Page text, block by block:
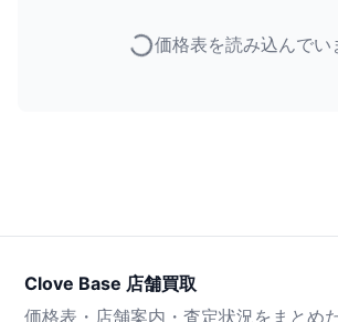
価格表を読み込んでい
Clove Base 店舗買取
価格表・店舗案内・査定状況をまとめ